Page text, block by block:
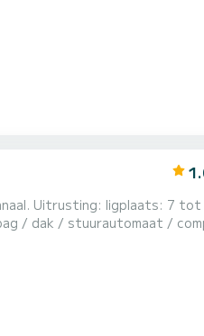
/
/ dak / stuurautomaat /
/ boiler/ acculader /